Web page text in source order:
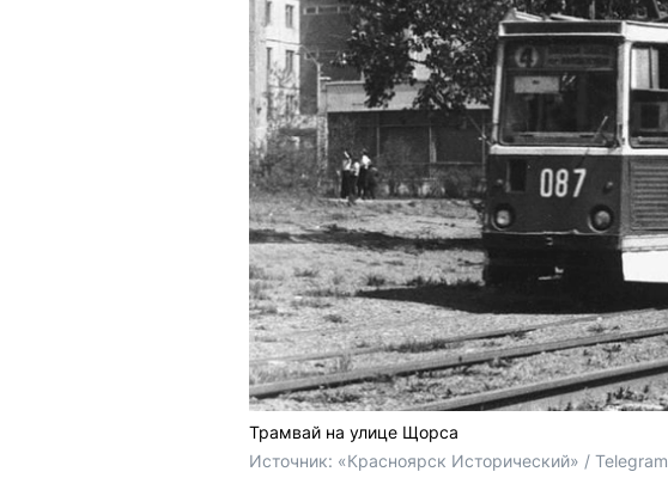
Трамвай на улице Щорса
Источник: «Красноярск Исторический» / Telegram